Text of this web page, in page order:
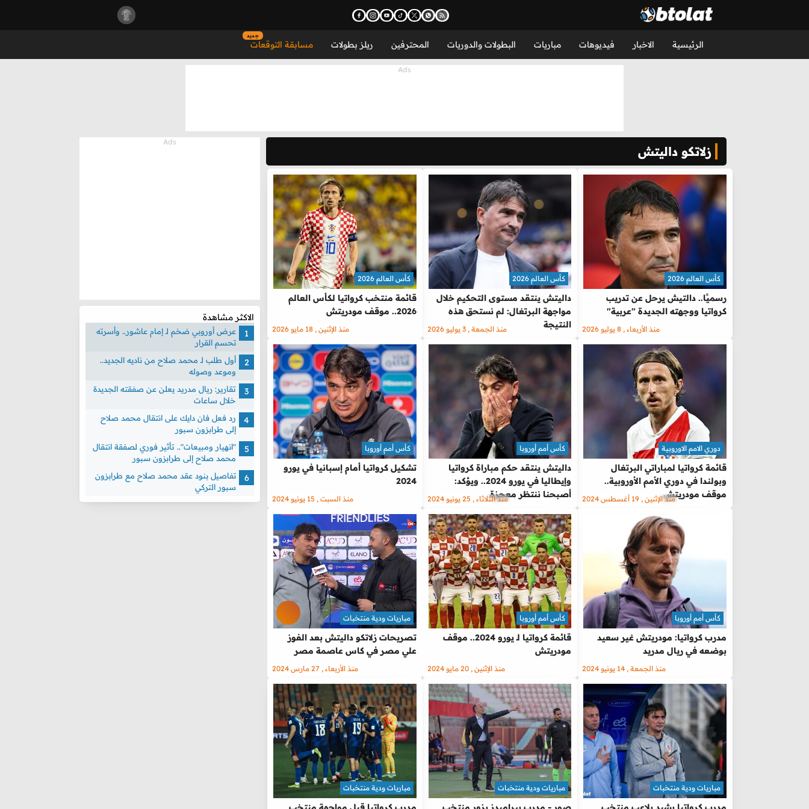
الرئيسية الاخبار فيديوهات مباريات البطولات والدوريات المحترفين ريلز بطولات مسابقة التوقعات
جديد
زلاتكو داليتش
رسميًا.. دالتيش يرحل عن تدريب
كرواتيا ووجهته الجديدة "عربية"
كأس العالم 2026
منذ الأربعاء , 8 يوليو 2026
داليتش ينتقد مستوى التحكيم خلال
مواجهة البرتغال: لم نستحق هذه
النتيجة
كأس العالم 2026
منذ الجمعة , 3 يوليو 2026
قائمة منتخب كرواتيا لكأس العالم
2026.. موقف مودريتش
كأس العالم 2026
منذ الإثنين , 18 مايو 2026
قائمة كرواتيا لمباراتي البرتغال
وبولندا في دوري الأمم الأوروبية..
موقف مودريتش
دوري الامم الاوروبية
منذ الإثنين , 19 أغسطس 2024
داليتش ينتقد حكم مباراة كرواتيا
وإيطاليا في يورو 2024.. ويؤكد:
أصبحنا ننتظر معجزة
كأس أمم أوروبا
منذ الثلاثاء , 25 يونيو 2024
تشكيل كرواتيا أمام إسبانيا في يورو
2024
كأس أمم أوروبا
منذ السبت , 15 يونيو 2024
مدرب كرواتيا: مودريتش غير سعيد
بوضعه في ريال مدريد
كأس أمم أوروبا
منذ الجمعة , 14 يونيو 2024
قائمة كرواتيا لـ يورو 2024.. موقف
مودريتش
كأس أمم أوروبا
منذ الإثنين , 20 مايو 2024
تصريحات زلاتكو داليتش بعد الفوز
علي مصر في كاس عاصمة مصر
مباريات ودية منتخبات
منذ الأربعاء , 27 مارس 2024
مباريات ودية منتخبات مباريات ودية منتخبات مباريات ودية منتخبات
الاكثر مشاهدة
عرض أوروبي ضخم لـ إمام عاشور.. وأسرته
تحسم القرار
أول طلب لـ محمد صلاح من ناديه الجديد..
وموعد وصوله
تقارير: ريال مدريد يعلن عن صفقته الجديدة
خلال ساعات
رد فعل فان دايك على انتقال محمد صلاح
إلى طرابزون سبور
"انهيار ومبيعات".. تأثير فوري لصفقة انتقال
محمد صلاح إلى طرابزون سبور
تفاصيل بنود عقد محمد صلاح مع طرابزون
سبور التركي